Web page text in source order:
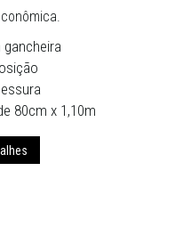
80cm x 1,10m